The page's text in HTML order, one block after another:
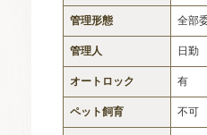
管理形態 全部
管理人 日勤
オートロック 有
ペット飼育 不可